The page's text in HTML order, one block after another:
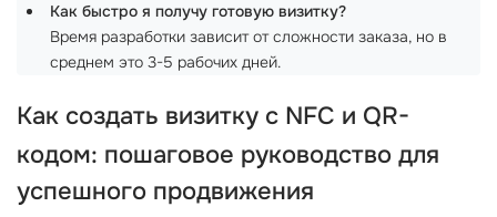
Как быстро я получу готовую визитку?
Время разработки зависит от сложности заказа, но в
среднем это 3-5 рабочих дней.
Как создать визитку с NFC и QR-
кодом: пошаговое руководство для
успешного продвижения